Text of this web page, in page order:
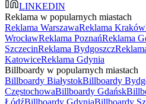
LINKEDIN
Reklama w popularnych miastach
Reklama WarszawaReklama Kraków
WrocławReklama PoznańReklama
SzczecinReklama Bydgoszcz
KatowiceReklama Gdynia
Billboardy w popularnych miastach
Billboardy BiałystokBillboardy
CzęstochowaBillboardy Gdańsk
ŁódźBillboardy GdyniaBillboardy